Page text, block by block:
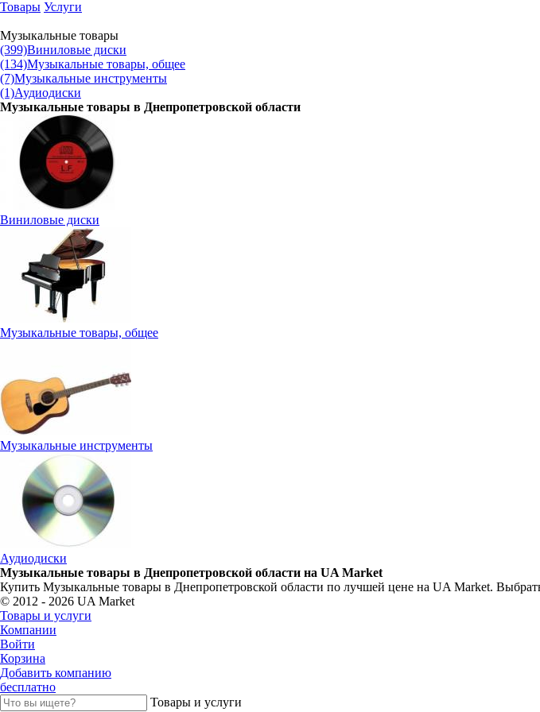
Товары Услуги
Музыкальные товары
(399)Виниловые диски
(134)Музыкальные товары, общее
(7)Музыкальные инструменты
(1)Аудиодиски
Музыкальные товары в Днепропетровской области
Виниловые диски
Музыкальные товары, общее
Музыкальные инструменты
Аудиодиски
Музыкальные товары в Днепропетровской области на UA Market
Купить Музыкальные товары в Днепропетровской области по лучшей цене на UA Market.
© 2012 - 2026 UA Market
Товары и услуги
Компании
Войти
Корзина
Добавить компанию
бесплатно
Товары и услуги